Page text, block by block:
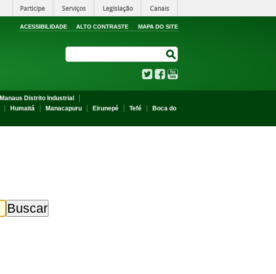
Participe Serviços Legislação Canais
ACESSIBILIDADE ALTO CONTRASTE MAPA DO SITE
TwitterFacebook
Manaus Distrito Industrial
Humaitá Manacapuru Eirunepé Tefé
Boca do